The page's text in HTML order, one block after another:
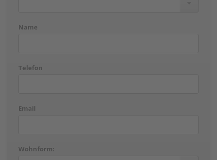
Name
Telefon
Email
Wohnform: